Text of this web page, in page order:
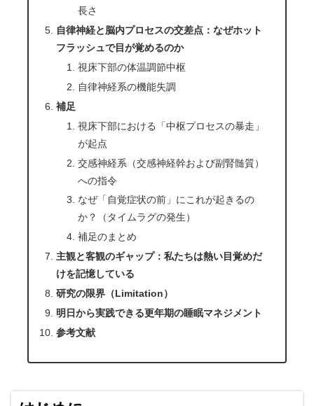
長さ
自律神経と脳内プロセスの交差点：なぜホット
フラッシュで目が覚めるのか
視床下部の体温調節中枢
自律神経系の機能失調
補足
視床下部における「中枢プロセスの暴走」
が起点
交感神経系（交感神経幹および副腎髄質）
への指令
なぜ「自覚症状の前」にこれが起きるの
か？（タイムラグの発生）
補足のまとめ
主観と客観のギャップ：私たちは熱い目覚めだ
けを記憶している
研究の限界（Limitation）
明日から実践できる更年期の睡眠マネジメント
参考文献